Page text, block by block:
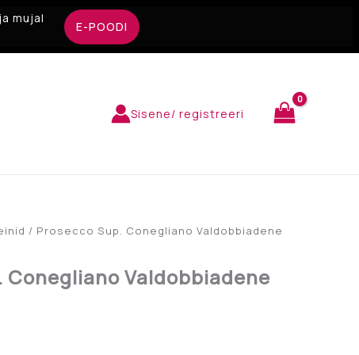
mujal
E-POODI
Sisene/ registreeri
/ Prosecco Sup. Conegliano Valdobbiadene
Conegliano Valdobbiadene